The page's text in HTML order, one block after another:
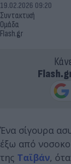
Συντακτική
Ομάδα
Flash.gr
19.02.2026 09:20
Ένα σίγουρα
έξω από
της Ταϊβάν,